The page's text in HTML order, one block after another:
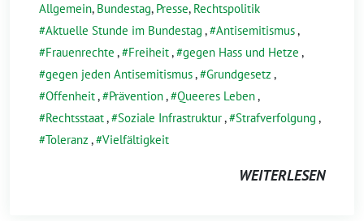
Allgemein, Bundestag, Presse, Rechtspolitik
Aktuelle Stunde im Bundestag , Antisemitismus,
Frauenrechte , Freiheit, gegen Hass und Hetze ,
gegen jeden Antisemitismus, Grundgesetz ,
Offenheit, Prävention, Queeres Leben,
Rechtsstaat, Soziale Infrastruktur, Strafverfolgung ,
Toleranz , Vielfältigkeit
WEITERLESEN